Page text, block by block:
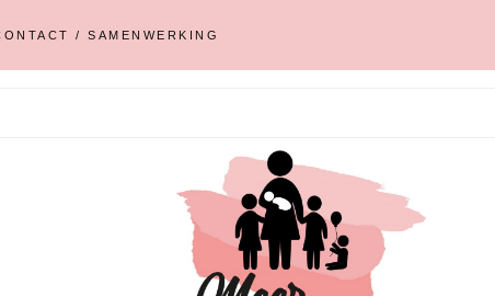
/ SAMENWERKING